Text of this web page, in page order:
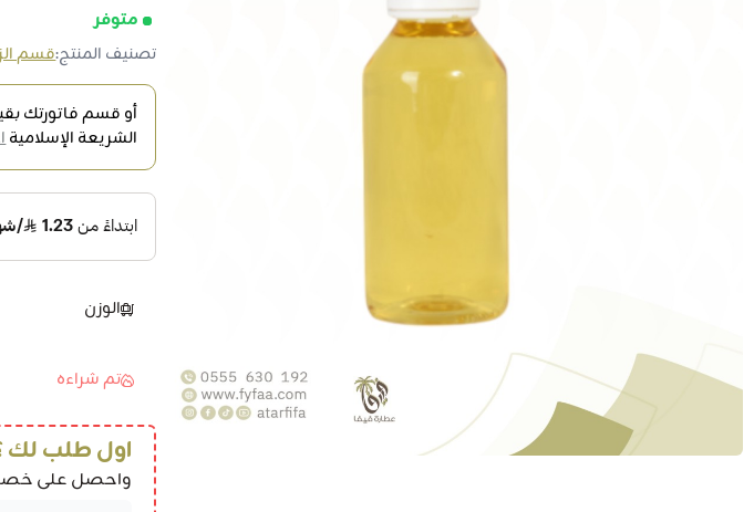
متوفر
تصنيف المنتج:قسم
أو قسم فاتورتك
الشريعة الإسلامية
الوزن
تم شراءه
اول طلب لك
واحصل على